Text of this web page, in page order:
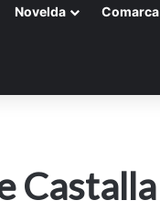
Novelda Comarca
Castalla